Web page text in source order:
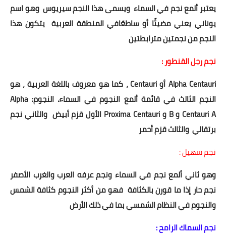
يعتبر ألمع نجم في السماء ويسمى هذا النجم سيريوس وهو اسم
يوناني يعني مضيئًا أو ساطعًافي المنطقة العربية يتكون هذا
النجم من نجمتين مترابطتين
نجم رجل القنطور :
Alpha Centauri أو Centauri ، كما هو معروف باللغة العربية ، هو
النجم الثالث في قائمة ألمع النجوم في السماء. النجوم: Alpha
Centauri A و B و Proxima Centauri الأول قزم أبيض والثاني نجم
برتقالي والثالث قزم أحمر
نجم سهيل :
وهو ثاني ألمع نجم في السماء ونجم عرفه العرب والغرب الأصفر
نجم حار إذا ما قورن بالكثافة فهو من أكثر النجوم كثافة الشمس
والنجوم في النظام الشمسي بما في ذلك الأرض
نجم السماك الرامح :